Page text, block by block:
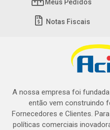
Meus Pedidos
Notas Fiscais
A nossa empresa foi
então vem construindo
Fornecedores e Clientes.
políticas comerciais